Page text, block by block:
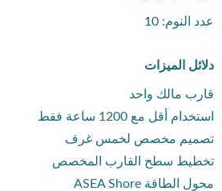
عدد النوم: 10
دلائل الميزات
قارب مالك واحد
استخدام أقل مع 1200 ساعة فقط
تصميم مخصص لخمس غرف
تخطيط سطح القارب المخصص
محول الطاقة ASEA Shore